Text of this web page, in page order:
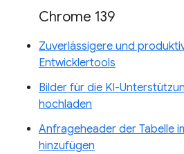
Chrome 139
Zuverlässigere und
Entwicklertools
Bilder für die KI-
hochladen
Anfrageheader der Tabelle
hinzufügen